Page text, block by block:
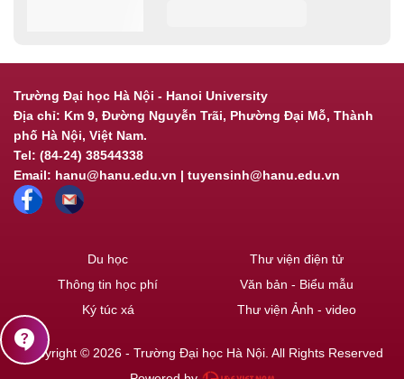
Trường Đại học Hà Nội - Hanoi University
Địa chỉ: Km 9, Đường Nguyễn Trãi, Phường Đại Mỗ, Thành
phố Hà Nội, Việt Nam.
Tel: (84-24) 38544338
Email: hanu@hanu.edu.vn | tuyensinh@hanu.edu.vn
Du học
Thông tin học phí
Ký túc xá
Thư viện điện tử
Văn bản - Biểu mẫu
Thư viện Ảnh - video
Copyright © 2026 - Trường Đại học Hà Nội. All Rights Reserved
contact_support